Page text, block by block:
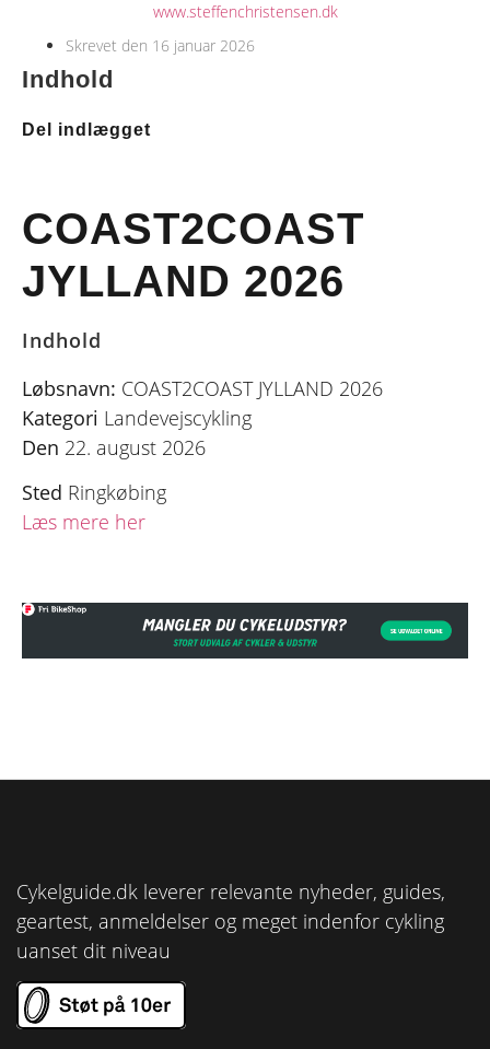
www.steffenchristensen.dk
Skrevet den 16 januar 2026
Indhold
Del indlægget
COAST2COAST
JYLLAND 2026
Indhold
Løbsnavn: COAST2COAST JYLLAND 2026
Kategori Landevejscykling
Den 22. august 2026
Sted Ringkøbing
Læs mere her
Cykelguide.dk leverer relevante nyheder, guides,
geartest, anmeldelser og meget indenfor cykling
uanset dit niveau